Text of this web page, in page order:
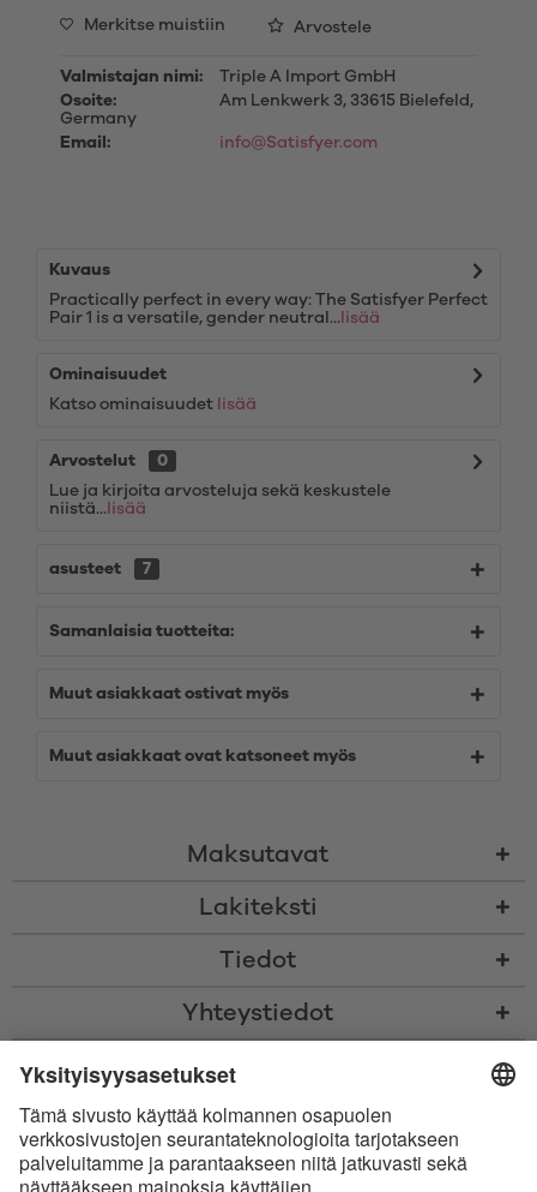
Merkitse muistiin Arvostele
Valmistajan nimi:
Triple A Import GmbH
Osoite:
Am Lenkwerk 3, 33615 Bielefeld,
Germany
Email:
info@Satisfyer.com
Kuvaus
Practically perfect in every way: The Satisfyer Perfect
Pair 1 is a versatile, gender neutral... lisää
Ominaisuudet
Katso ominaisuudet lisää
Arvostelut
0
Lue ja kirjoita arvosteluja sekä keskustele
niistä... lisää
asusteet 7
Samanlaisia tuotteita:
Muut asiakkaat ostivat myös
Muut asiakkaat ovat katsoneet myös
Maksutavat
Lakiteksti
Tiedot
Yhteystiedot
sekä
tarvittaessa postiennakkomaksut, ellei toisin ole ilmoitettu
* Bluetooth®-sanamerkki ja logot ovat Bluetooth SIG, Inc.:in omistamia
rekisteröityjä tavaramerkkejä, ja Satisfyer GmbH käyttää niitä